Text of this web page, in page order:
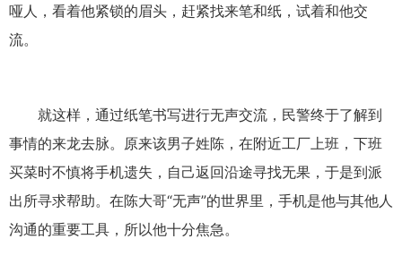
哑人，看着他紧锁的眉头，赶紧找来笔和纸，试着和他交
流。
就这样，通过纸笔书写进行无声交流，民警终于了解到
事情的来龙去脉。原来该男子姓陈，在附近工厂上班，下班
买菜时不慎将手机遗失，自己返回沿途寻找无果，于是到派
出所寻求帮助。在陈大哥“无声”的世界里，手机是他与其他人
沟通的重要工具，所以他十分焦急。